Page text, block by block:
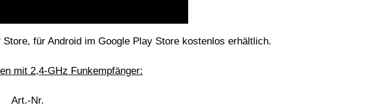
Store, für Android im Google Play Store kostenlos erhältlich.
mit 2,4-GHz Funkempfänger:
Nr.